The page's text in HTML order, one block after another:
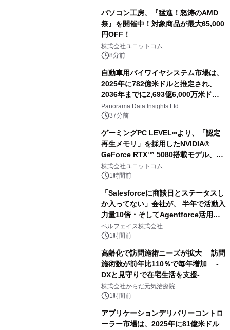
パソコン工房、『猛進！怒涛のAMD
祭』を開催中！対象商品が最大65,000
円OFF！
株式会社ユニットコム
8分前
自動車用バイワイヤシステム市場は、
2025年に782億米ドルと推定され、
2036年までに2,693億6,000万米ドル
に達すると予測されており、予測期間
（2026年～2036年）
Panorama Data Insights Ltd.
37分前
ゲーミングPC LEVEL∞より、「認定
再生メモリ」を採用したNVIDIA®
GeForce RTX™ 5080搭載モデル、
NVIDIA® GeForce RTX™ 5070 Ti搭
載モデルを販売開始
株式会社ユニットコム
1時間前
「Salesforceに商談日とステータスし
か入ってない」会社が、 半年で活動入
力量10倍・そしてAgentforce活用へ
── 敷島住宅×bellSalesAI事例公開
ベルフェイス株式会社
1時間前
高齢化で訪問施術ニーズが拡大 訪問
施術数が前年比110％で毎年増加 -
DXと見守りで在宅生活を支援-
株式会社からだ元気治療院
1時間前
アプリケーションデリバリーコントロ
ーラー市場は、2025年に81億米ドル